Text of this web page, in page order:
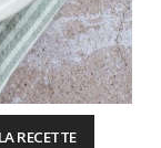
RECETTE